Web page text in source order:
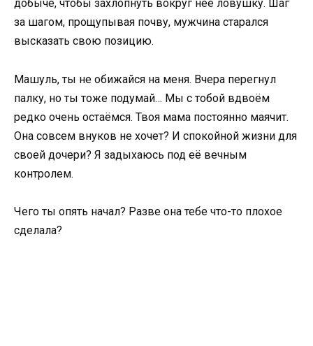
добыче, чтобы захлопнуть вокруг неё ловушку. Шаг
за шагом, прощупывая почву, мужчина старался
высказать свою позицию.
Машуль, ты не обижайся на меня. Вчера перегнул
палку, но ты тоже подумай… Мы с тобой вдвоём
редко очень остаёмся. Твоя мама постоянно маячит.
Она совсем внуков не хочет? И спокойной жизни для
своей дочери? Я задыхаюсь под её вечным
контролем.
Чего ты опять начал? Разве она тебе что-то плохое
сделала?